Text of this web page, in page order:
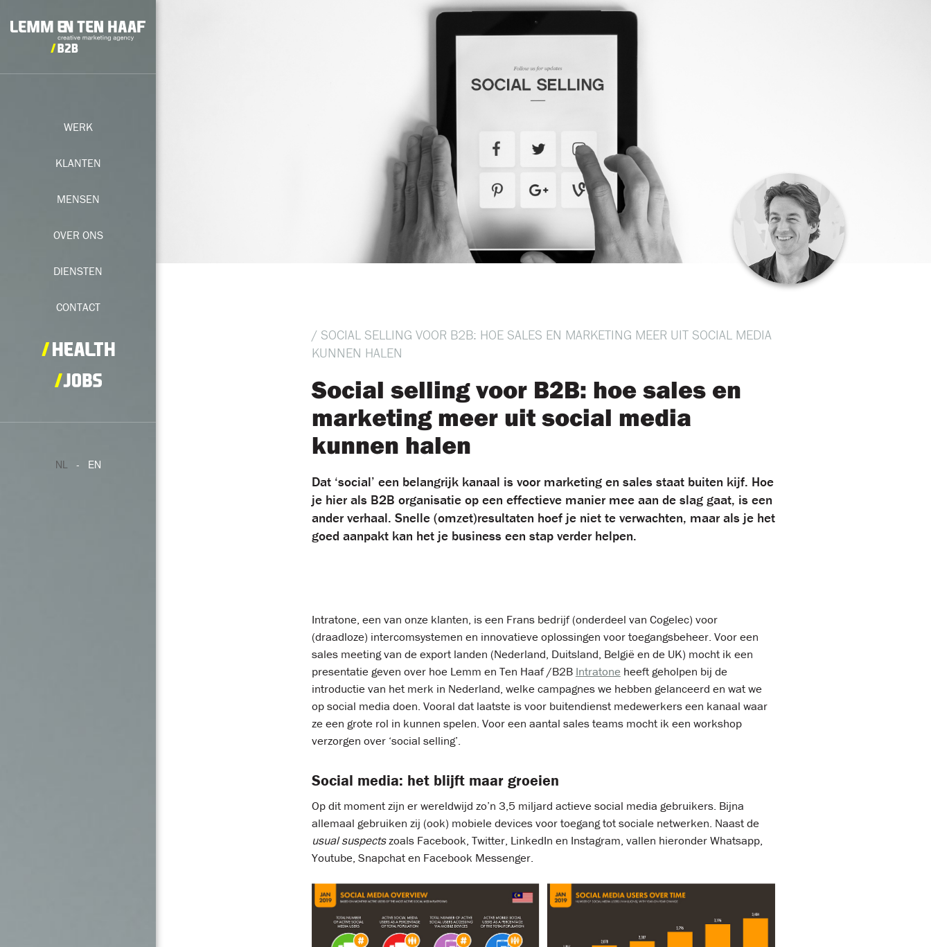
WERK
KLANTEN
MENSEN
OVER ONS
DIENSTEN
CONTACT
NL - EN
/ SOCIAL SELLING VOOR B2B: HOE SALES EN MARKETING MEER UIT SOCIAL MEDIA
KUNNEN HALEN
Social selling voor B2B: hoe sales en
marketing meer uit social media
kunnen halen
Dat ‘social’ een belangrijk kanaal is voor marketing en sales staat buiten kijf. Hoe
je hier als B2B organisatie op een effectieve manier mee aan de slag gaat, is een
ander verhaal. Snelle (omzet)resultaten hoef je niet te verwachten, maar als je het
goed aanpakt kan het je business een stap verder helpen.
Intratone, een van onze klanten, is een Frans bedrijf (onderdeel van Cogelec) voor
(draadloze) intercomsystemen en innovatieve oplossingen voor toegangsbeheer. Voor een
sales meeting van de export landen (Nederland, Duitsland, België en de UK) mocht ik een
presentatie geven over hoe Lemm en Ten Haaf /B2B Intratone heeft geholpen bij de
introductie van het merk in Nederland, welke campagnes we hebben gelanceerd en wat we
op social media doen. Vooral dat laatste is voor buitendienst medewerkers een kanaal waar
ze een grote rol in kunnen spelen. Voor een aantal sales teams mocht ik een workshop
verzorgen over ‘social selling’.
Social media: het blijft maar groeien
Op dit moment zijn er wereldwijd zo’n 3,5 miljard actieve social media gebruikers. Bijna
allemaal gebruiken zij (ook) mobiele devices voor toegang tot sociale netwerken. Naast de
usual suspectszoals Facebook, Twitter, LinkedIn en Instagram, vallen hieronder Whatsapp,
Youtube, Snapchat en Facebook Messenger.